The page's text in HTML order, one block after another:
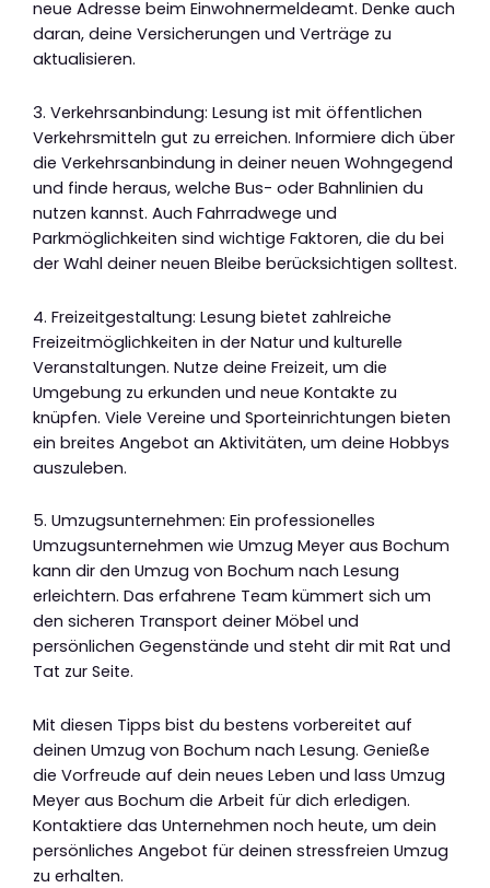
neue Adresse beim Einwohnermeldeamt. Denke auch
daran, deine Versicherungen und Verträge zu
aktualisieren.
3. Verkehrsanbindung: Lesung ist mit öffentlichen
Verkehrsmitteln gut zu erreichen. Informiere dich über
die Verkehrsanbindung in deiner neuen Wohngegend
und finde heraus, welche Bus- oder Bahnlinien du
nutzen kannst. Auch Fahrradwege und
Parkmöglichkeiten sind wichtige Faktoren, die du bei
der Wahl deiner neuen Bleibe berücksichtigen solltest.
4. Freizeitgestaltung: Lesung bietet zahlreiche
Freizeitmöglichkeiten in der Natur und kulturelle
Veranstaltungen. Nutze deine Freizeit, um die
Umgebung zu erkunden und neue Kontakte zu
knüpfen. Viele Vereine und Sporteinrichtungen bieten
ein breites Angebot an Aktivitäten, um deine Hobbys
auszuleben.
5. Umzugsunternehmen: Ein professionelles
Umzugsunternehmen wie Umzug Meyer aus Bochum
kann dir den Umzug von Bochum nach Lesung
erleichtern. Das erfahrene Team kümmert sich um
den sicheren Transport deiner Möbel und
persönlichen Gegenstände und steht dir mit Rat und
Tat zur Seite.
Mit diesen Tipps bist du bestens vorbereitet auf
deinen Umzug von Bochum nach Lesung. Genieße
die Vorfreude auf dein neues Leben und lass Umzug
Meyer aus Bochum die Arbeit für dich erledigen.
Kontaktiere das Unternehmen noch heute, um dein
persönliches Angebot für deinen stressfreien Umzug
zu erhalten.